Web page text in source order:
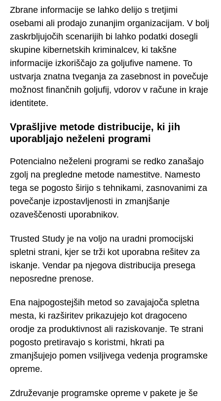
Zbrane informacije se lahko delijo s tretjimi
osebami ali prodajo zunanjim organizacijam. V bolj
zaskrbljujočih scenarijih bi lahko podatki dosegli
skupine kibernetskih kriminalcev, ki takšne
informacije izkoriščajo za goljufive namene. To
ustvarja znatna tveganja za zasebnost in povečuje
možnost finančnih goljufij, vdorov v račune in kraje
identitete.
Vprašljive metode distribucije, ki jih
uporabljajo neželeni programi
Potencialno neželeni programi se redko zanašajo
zgolj na pregledne metode namestitve. Namesto
tega se pogosto širijo s tehnikami, zasnovanimi za
povečanje izpostavljenosti in zmanjšanje
ozaveščenosti uporabnikov.
Trusted Study je na voljo na uradni promocijski
spletni strani, kjer se trži kot uporabna rešitev za
iskanje. Vendar pa njegova distribucija presega
neposredne prenose.
Ena najpogostejših metod so zavajajoča spletna
mesta, ki razširitev prikazujejo kot dragoceno
orodje za produktivnost ali raziskovanje. Te strani
pogosto pretiravajo s koristmi, hkrati pa
zmanjšujejo pomen vsiljivega vedenja programske
opreme.
Združevanje programske opreme v pakete je še